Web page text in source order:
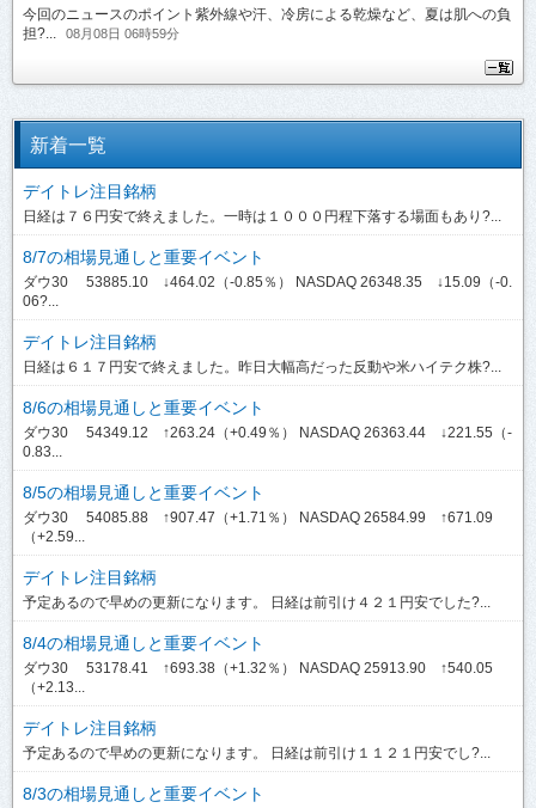
今回のニュースのポイント紫外線や汗、冷房による乾燥など、夏は肌への負
担?...
08月08日 06時59分
新着一覧
デイトレ注目銘柄
日経は７６円安で終えました。一時は１０００円程下落する場面もあり?...
8/7の相場見通しと重要イベント
ダウ30 53885.10 ↓464.02（-0.85％） NASDAQ 26348.35 ↓15.09（-0.
06?...
デイトレ注目銘柄
日経は６１７円安で終えました。昨日大幅高だった反動や米ハイテク株?...
8/6の相場見通しと重要イベント
ダウ30 54349.12 ↑263.24（+0.49％） NASDAQ 26363.44 ↓221.55（-
0.83...
8/5の相場見通しと重要イベント
ダウ30 54085.88 ↑907.47（+1.71％） NASDAQ 26584.99 ↑671.09
（+2.59...
デイトレ注目銘柄
予定あるので早めの更新になります。 日経は前引け４２１円安でした?...
8/4の相場見通しと重要イベント
ダウ30 53178.41 ↑693.38（+1.32％） NASDAQ 25913.90 ↑540.05
（+2.13...
デイトレ注目銘柄
予定あるので早めの更新になります。 日経は前引け１１２１円安でし?...
8/3の相場見通しと重要イベント